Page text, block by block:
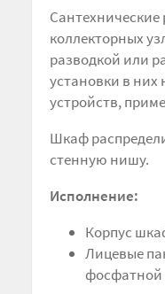
коллекторных
разводкой или
установки в них
устройств,
Шкаф
стенную нишу.
Исполнение:
Корпус
Лицевые
фосфатной